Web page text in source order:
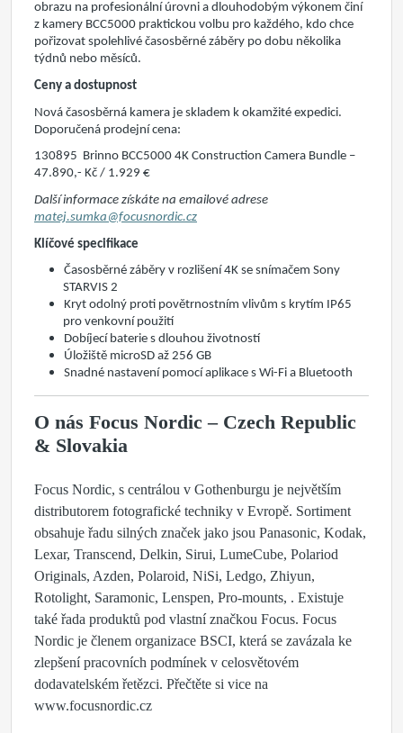
obrazu na profesionální úrovni a dlouhodobým výkonem činí
z kamery BCC5000 praktickou volbu pro každého, kdo chce
pořizovat spolehlivé časosběrné záběry po dobu několika
týdnů nebo měsíců.
Ceny a dostupnost
Nová časosběrná kamera je skladem k okamžité expedici.
Doporučená prodejní cena:
130895 Brinno BCC5000 4K Construction Camera Bundle –
47.890,- Kč / 1.929 €
Další informace získáte na emailové adrese
matej.sumka@focusnordic.cz
Klíčové specifikace
Časosběrné záběryv rozlišení 4K se snímačem Sony
STARVIS 2
Kryt odolný proti povětrnostním vlivům s krytím IP65
pro venkovní použití
Dobíjecí baterie s dlouhou životností
Úložiště microSD až 256 GB
Snadné nastavení pomocí aplikace s Wi-Fi a Bluetooth
O nás Focus Nordic – Czech Republic
& Slovakia
Focus Nordic, s centrálou v Gothenburgu je největším
distributorem fotografické techniky v Evropě. Sortiment
obsahuje řadu silných značek jako jsou Panasonic, Kodak,
Lexar, Transcend, Delkin, Sirui, LumeCube, Polariod
Originals, Azden, Polaroid, NiSi, Ledgo, Zhiyun,
Rotolight, Saramonic, Lenspen, Pro-mounts, . Existuje
také řada produktů pod vlastní značkou Focus. Focus
Nordic je členem organizace BSCI, která se zavázala ke
zlepšení pracovních podmínek v celosvětovém
dodavatelském řetězci. Přečtěte si vice na
www.focusnordic.cz